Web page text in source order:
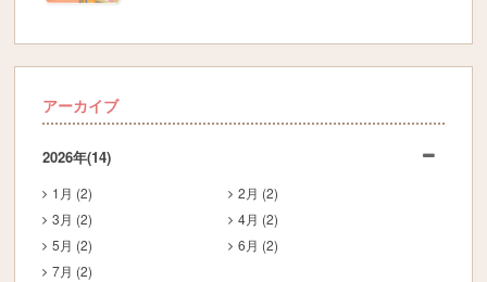
アーカイブ
2026年(14)
1月 (2)
2月 (2)
3月 (2)
4月 (2)
5月 (2)
6月 (2)
7月 (2)